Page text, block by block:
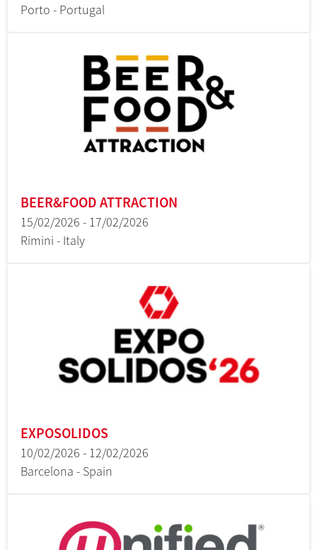
Porto - Portugal
BEER&FOOD ATTRACTION
15/02/2026 - 17/02/2026
Rimini - Italy
EXPOSOLIDOS
10/02/2026 - 12/02/2026
Barcelona - Spain